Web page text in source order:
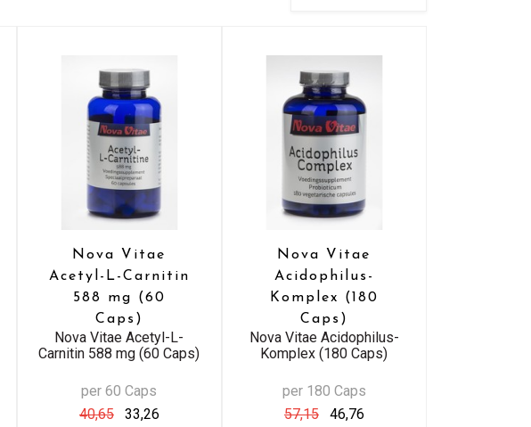
Nova Vitae
Acetyl-L-Carnitin
588 mg (60
Caps)
Nova Vitae Acetyl-L-
Carnitin 588 mg (60 Caps)
per 60 Caps
40,65
33,26
Nova Vitae
Acidophilus-
Komplex (180
Caps)
Nova Vitae Acidophilus-
Komplex (180 Caps)
per 180 Caps
57,15
46,76